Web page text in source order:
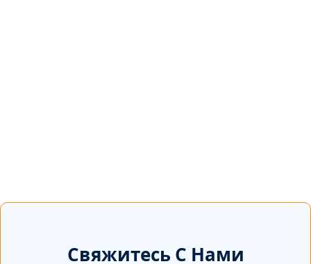
Свяжитесь С Нами